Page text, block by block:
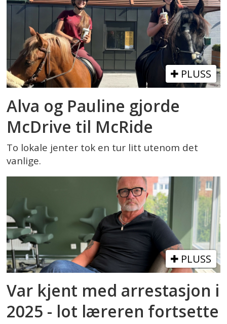
PLUSS
Alva og Pauline gjorde
McDrive til McRide
To lokale jenter tok en tur litt utenom det
vanlige.
PLUSS
Var kjent med arrestasjon i
2025 - lot læreren fortsette